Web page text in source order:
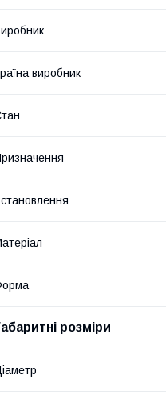
виробник
розміри